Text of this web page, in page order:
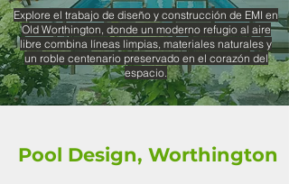
Explore el trabajo de diseño y construcción de EMI en
Old Worthington, donde un moderno refugio al aire
libre combina líneas limpias, materiales naturales y
un roble centenario preservado en el corazón del
espacio.
Pool Design, Worthington